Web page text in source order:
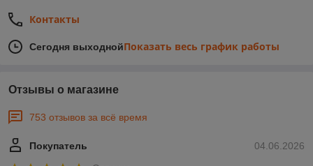
Контакты
Сегодня выходнойПоказать весь график работы
Отзывы о магазине
753 отзывов за всё время
04.06.2026
Покупатель